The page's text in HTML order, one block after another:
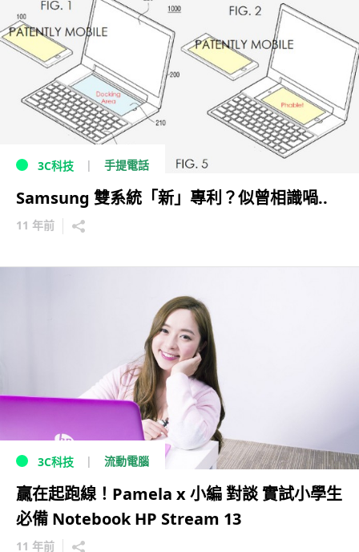
3C科技 手提電話
Samsung 雙系統「新」專利？似曾相識喎..
11 年前
3C科技 流動電腦
贏在起跑線！Pamela x 小編 對談 實試小學生
必備 Notebook HP Stream 13
11 年前